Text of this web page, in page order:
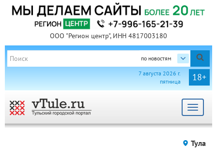
ООО "Регион центр", ИНН 4817003180
по новостям
18+
7 августа 2026 г.
пятница
Toggle
Тула